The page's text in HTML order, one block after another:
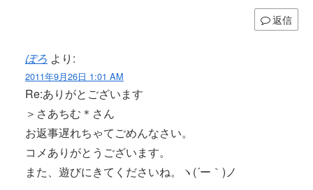
返信
ぽろ より:
2011年9月26日 1:01 AM
Re:ありがとございます
＞さあちむ＊さん
お返事遅れちゃてごめんなさい。
コメありがとうございます。
また、遊びにきてくださいね。ヽ(´ー｀)ノ